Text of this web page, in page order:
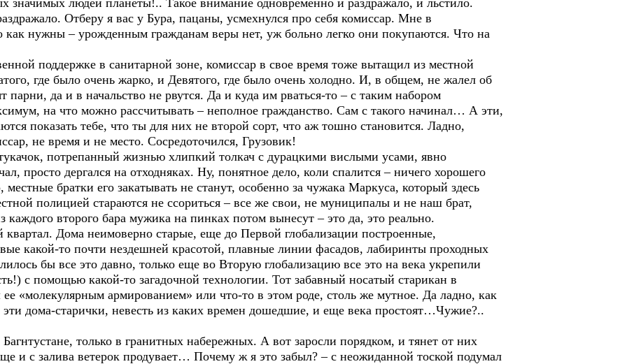
значимых людей планеты!.. Такое внимание одновременно и раздражало, и льстило.
Отберу я вас у Бура, пацаны, усмехнулся про себя комиссар. Мне в
как нужны – урожденным гражданам веры нет, уж больно легко они покупаются. Что на
поддержке в санитарной зоне, комиссар в свое время тоже вытащил из местной
где было очень жарко, и Девятого, где было очень холодно. И, в общем, не жалел об
парни, да и в начальство не рвутся. Да и куда им рваться-то – с таким набором
на что можно рассчитывать – неполное гражданство. Сам с такого начинал… А эти,
показать тебе, что ты для них не второй сорт, что аж тошно становится. Ладно,
не время и не место. Сосредоточился, Грузовик!
потрепанный жизнью хлипкий толкач с дурацкими вислыми усами, явно
просто дергался на отходняках. Ну, понятное дело, коли спалится – ничего хорошего
братки его закатывать не станут, особенно за чужака Маркуса, который здесь
полицией стараются не ссориться – все же свои, не муниципалы и не наш брат,
второго бара мужика на пинках потом вынесут – это да, это реально.
Дома неимоверно старые, еще до Первой глобализации построенные,
какой-то почти нездешней красотой, плавные линии фасадов, лабиринты проходных
бы все это давно, только еще во Вторую глобализацию все это на века укрепили
с помощью какой-то загадочной технологии. Тот забавный носатый старикан в
«молекулярным армированием» или что-то в этом роде, столь же мутное. Да ладно, как
эти дома-старички, невесть из каких времен дошедшие, и еще века простоят…Чужие?..
только в гранитных набережных. А вот заросли порядком, и тянет от них
и с залива ветерок продувает… Почему ж я это забыл? – с неожиданной тоской подумал